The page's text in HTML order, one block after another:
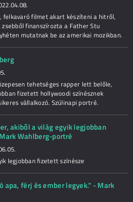
felkavaró filmet akart készíteni a hitről,
finanszírozta a Father Stu
mutatnak be az amerikai mozikban.
tehetséges rapper lett belőle,
fizetett hollywoodi színésznek
vállalkozó. Szülinapi portré.
akiből a világ egyik legjobban
Wahlberg-portré
legjobban fizetett színésze
apa, férj és ember legyek." - Mark